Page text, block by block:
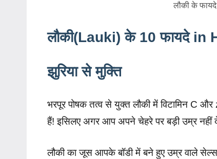
लौकी के फायदे
लौकी(Lauki) के 10 फायदे in
झुरिया से मुक्ति
भरपूर पोषक तत्व से युक्त लौकी में विटामिन C
हैं! इसिलए अगर आप अपने चेहरे पर बड़ी उम्र नहीं
लौकी का जूस आपके बॉडी में बने हुए उम्र वाले